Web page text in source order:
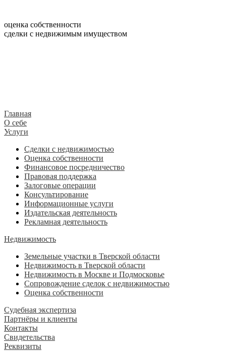
оценка собственности
сделки с недвижимым имуществом
Главная
О себе
Услуги
Сделки с недвижимостью
Оценка собственности
Финансовое посредничество
Правовая поддержка
Залоговые операции
Консультирование
Информационные услуги
Издательская деятельность
Рекламная деятельность
Недвижимость
Земельные участки в Тверской области
Недвижимость в Тверской области
Недвижимость в Москве и Подмосковье
Сопровождение сделок с недвижимостью
Оценка собственности
Судебная экспертиза
Партнёры и клиенты
Контакты
Свидетельства
Реквизиты